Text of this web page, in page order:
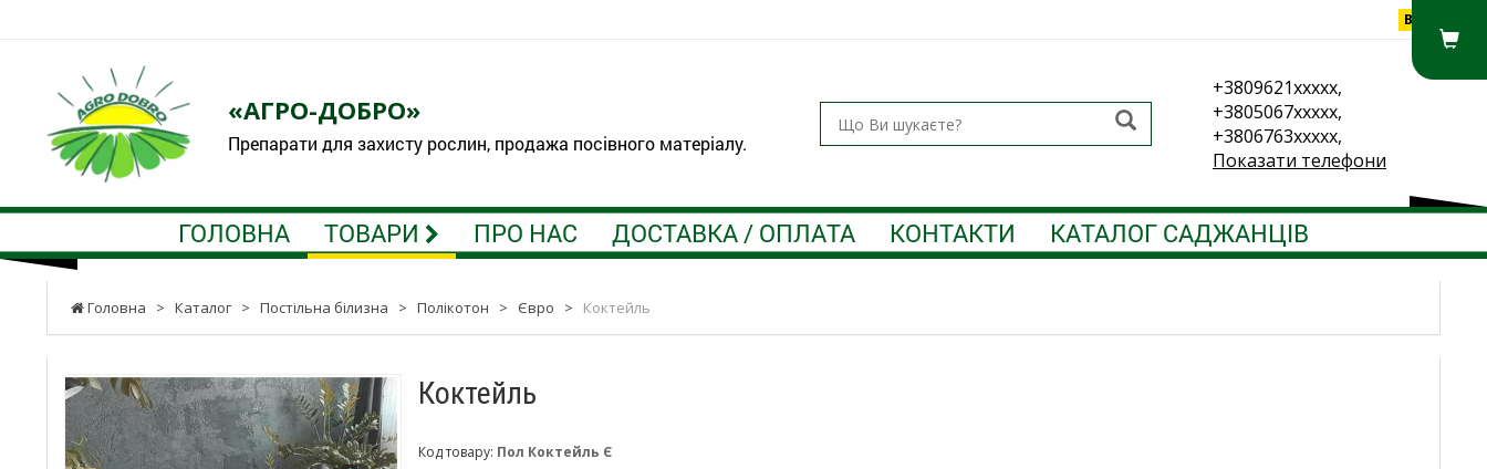
Вхід
«АГРО-ДОБРО»
Препарати для захисту рослин, продажа посівного матеріалу.
+3809621xxxxx,
+3805067xxxxx,
+3806763xxxxx,
Показати телефони
ГОЛОВНА ТОВАРИ ПРО НАС ДОСТАВКА / ОПЛАТА КОНТАКТИ КАТАЛОГ САДЖАНЦІВ
Головна > Каталог > Постільна білизна > Полікотон > Євро > Коктейль
Коктейль
Код товару: Пол Коктейль Є